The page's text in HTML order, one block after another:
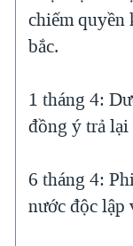
chiếm quyền
bắc.
1 tháng 4:
đồng ý trả
6 tháng 4:
nước độc lập